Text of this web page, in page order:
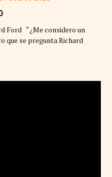
Ford “¿Me considero un
que se pregunta Richard